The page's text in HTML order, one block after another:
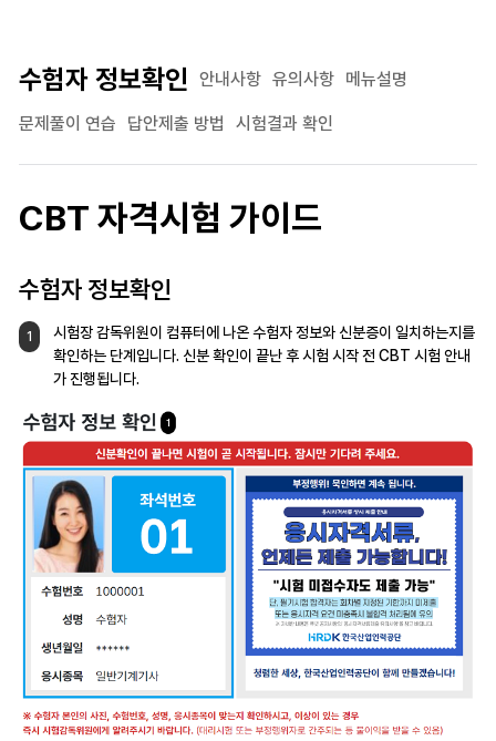
수험자 정보확인 안내사항 유의사항 메뉴설명
문제풀이 연습 답안제출 방법 시험결과 확인
CBT 자격시험 가이드
수험자 정보확인
1 시험장 감독위원이 컴퓨터에 나온 수험자정보와 신분증이 일치하는지를
확인하는 단계입니다. 신분 확인이 끝난 후 시험 시작 전CBT 시험 안내
가 진행됩니다.